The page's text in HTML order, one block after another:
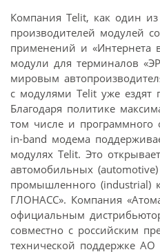
Компания Telit, как один
производителей модулей
применений и «Интернета
модули для терминалов
мировым
с модулями Telit уже ездят
Благодаря политике
том числе и программного
in-band модема
модулях Telit. Это
автомобильных
промышленного (industrial)
ГЛОНАСС». Компания
официальным
совместно с российским
технической поддержке АО